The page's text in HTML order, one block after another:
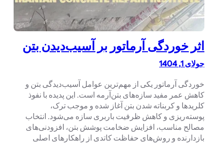
اثر خوردگی آرماتور بر آسیب‌دیدن بتن
جولای 1, 1404
خوردگی آرماتور یکی از مهم‌ترین عوامل آسیب‌دیدگی بتن و
کاهش عمر مفید سازه‌های بتن‌آرمه است. این پدیده با نفوذ
کلریدها و کربناته شدن بتن آغاز شده و موجب ترک،
پوسته‌ریزی و کاهش ظرفیت باربری سازه می‌شود. انتخاب
مصالح مناسب، افزایش ضخامت پوشش بتن، افزودنی‌های
بازدارنده و روش‌های حفاظت کاتدی از راهکارهای اصلی